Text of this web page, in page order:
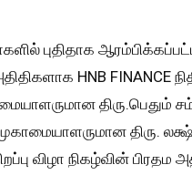
புதிதாக
HNB FINANCE
திரு.பெதும்
திரு.
நிகழ்வின் பிரதம